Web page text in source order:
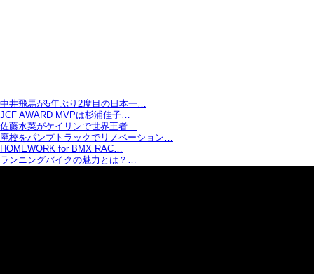
中井飛馬が5年ぶり2度目の日本一…
JCF AWARD MVPは杉浦佳子…
佐藤水菜がケイリンで世界王者…
廃校をパンプトラックでリノベーション…
HOMEWORK for BMX RAC…
ランニングバイクの魅力とは？…